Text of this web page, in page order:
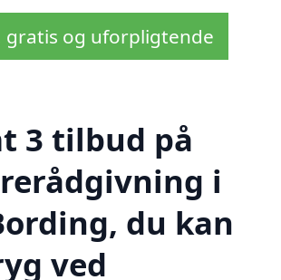
gratis og uforpligtende
3 tilbud på
i
du kan
ved